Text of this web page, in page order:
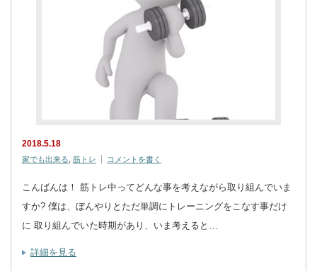
2018.5.18
家でも出来る 筋トレ コメントを書く
こんばんは！ 筋トレ中ってどんな事を考えながら取り組んでいま
すか? 僕は、ぼんやりとただ単調にトレーニングをこなす事だけ
に 取り組んでいた時期があり、いま考えると…
詳細を見る